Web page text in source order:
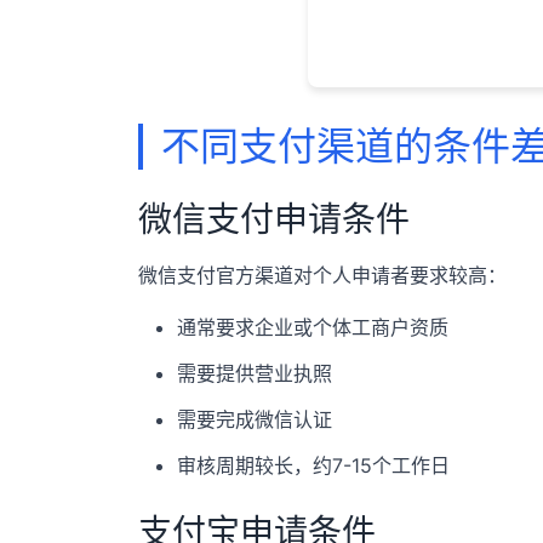
不同支付渠道的条件
微信支付申请条件
微信支付官方渠道对个人申请者要求较高：
通常要求企业或个体工商户资质
需要提供营业执照
需要完成微信认证
审核周期较长，约7-15个工作日
支付宝申请条件